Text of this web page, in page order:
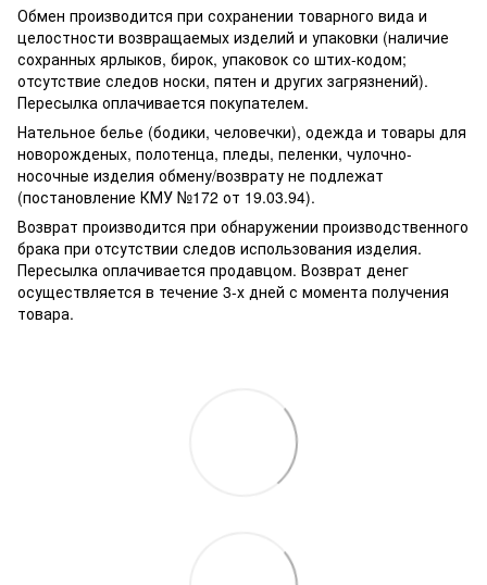
Обмен производится при сохранении товарного вида и
целостности возвращаемых изделий и упаковки (наличие
сохранных ярлыков, бирок, упаковок со штих-кодом;
отсутствие следов носки, пятен и других загрязнений).
Пересылка оплачивается покупателем.
Нательное белье (бодики, человечки), одежда и товары для
новорожденых, полотенца, пледы, пеленки, чулочно-
носочные изделия обмену/возврату не подлежат
(постановление КМУ №172 от 19.03.94).
Возврат производится при обнаружении производственного
брака при отсутствии следов использования изделия.
Пересылка оплачивается продавцом. Возврат денег
осуществляется в течение 3-х дней с момента получения
товара.